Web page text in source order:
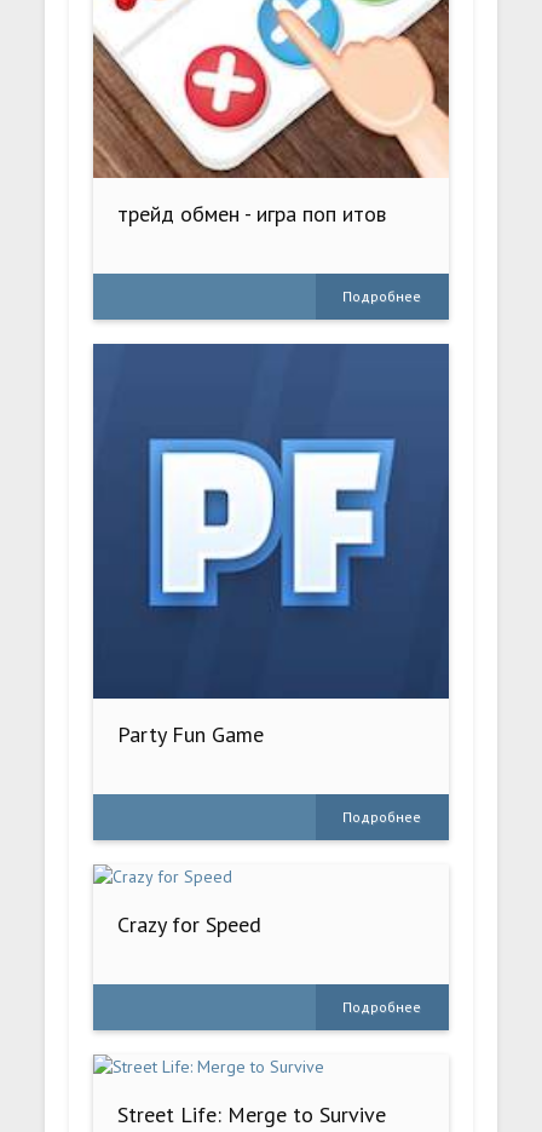
трейд обмен - игра поп итов
Подробнее
Party Fun Game
Подробнее
Crazy for Speed
Подробнее
Street Life: Merge to Survive